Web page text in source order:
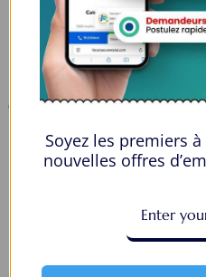
Mes Favoris
Postuler en ligne : 5 erreurs
chances
8 Décisions Importantes Pour Ne
Espace Employeurs
Soyez les premiers
nouvelles offres